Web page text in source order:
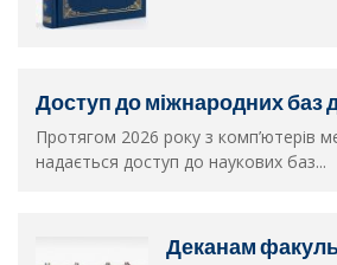
Доступ до міжнародних баз
Протягом 2026 року з комп’ютерів
надається доступ до наукових баз...
Деканам